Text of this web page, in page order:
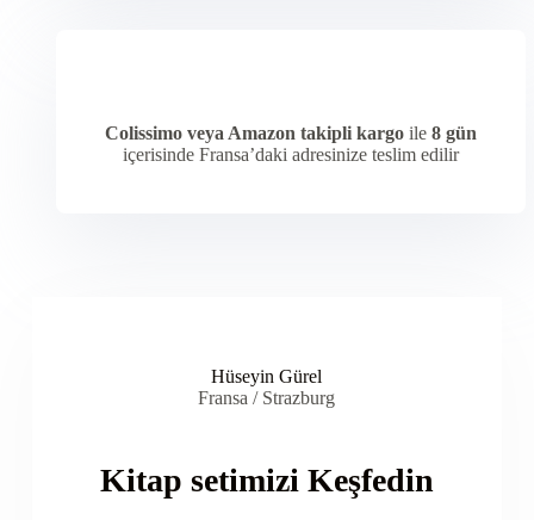
Colissimo veya Amazon takipli kargoile 8 gün
içerisinde Fransa’daki adresinize teslim edilir
Hüseyin Gürel
Fransa / Strazburg
Kitap setimizi Keşfedin